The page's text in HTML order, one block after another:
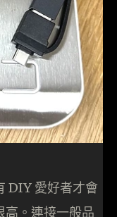
DIY 愛好者才會
高。連接一般品